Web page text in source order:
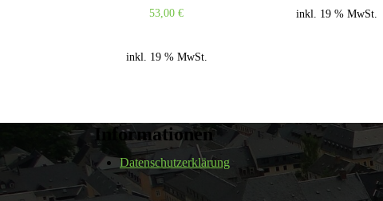
53,00€
inkl. 19 % MwSt.
inkl. 19 % MwSt.
Informationen
Datenschutzerklärung